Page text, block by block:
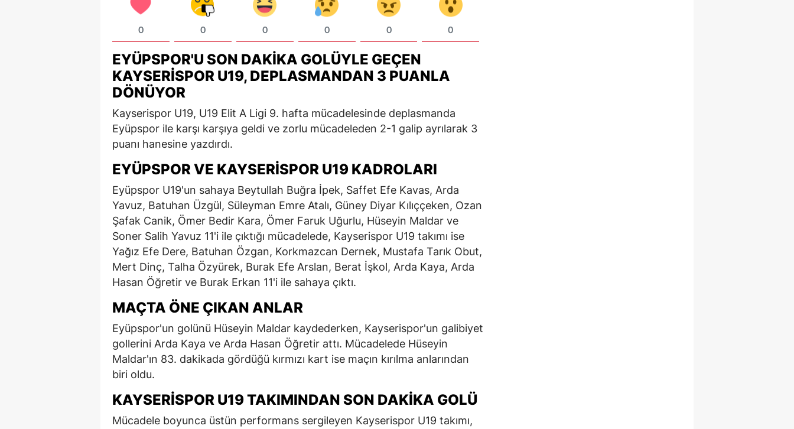
0 0 0 0 0 0
EYÜPSPOR'U SON DAKIKA GOLÜYLE GEÇEN
KAYSERISPOR U19, DEPLASMANDAN 3 PUANLA
DÖNÜYOR
Kayserispor U19, U19 Elit A Ligi 9. hafta mücadelesinde deplasmanda
Eyüpspor ile karşı karşıya geldi ve zorlu mücadeleden 2-1 galip ayrılarak 3
puanı hanesine yazdırdı.
EYÜPSPOR VE KAYSERISPOR U19 KADROLARI
Eyüpspor U19'un sahaya Beytullah Buğra İpek, Saffet Efe Kavas, Arda
Yavuz, Batuhan Üzgül, Süleyman Emre Atalı, Güney Diyar Kılıççeken, Ozan
Şafak Canik, Ömer Bedir Kara, Ömer Faruk Uğurlu, Hüseyin Maldar ve
Soner Salih Yavuz 11'i ile çıktığı mücadelede, Kayserispor U19 takımı ise
Yağız Efe Dere, Batuhan Özgan, Korkmazcan Dernek, Mustafa Tarık Obut,
Mert Dinç, Talha Özyürek, Burak Efe Arslan, Berat İşkol, Arda Kaya, Arda
Hasan Öğretir ve Burak Erkan 11'i ile sahaya çıktı.
MAÇTA ÖNE ÇIKAN ANLAR
Eyüpspor'un golünü Hüseyin Maldar kaydederken, Kayserispor'un galibiyet
gollerini Arda Kaya ve Arda Hasan Öğretir attı. Mücadelede Hüseyin
Maldar'ın 83. dakikada gördüğü kırmızı kart ise maçın kırılma anlarından
biri oldu.
KAYSERISPOR U19 TAKIMINDAN SON DAKIKA GOLÜ
Mücadele boyunca üstün performans sergileyen Kayserispor U19 takımı,